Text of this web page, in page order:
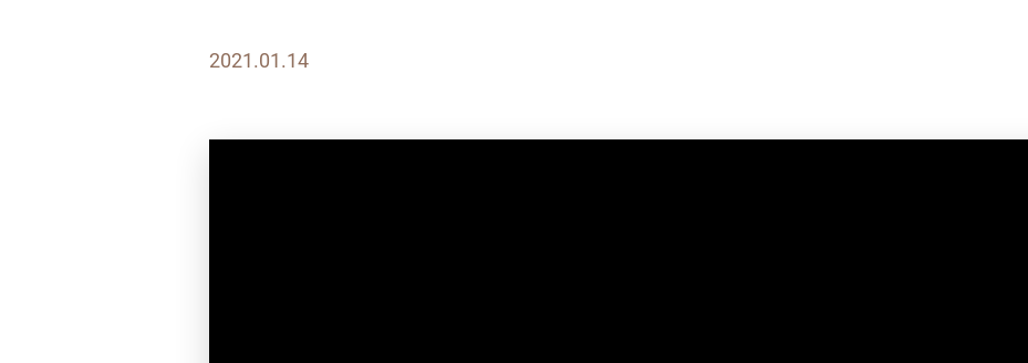
2021.01.14